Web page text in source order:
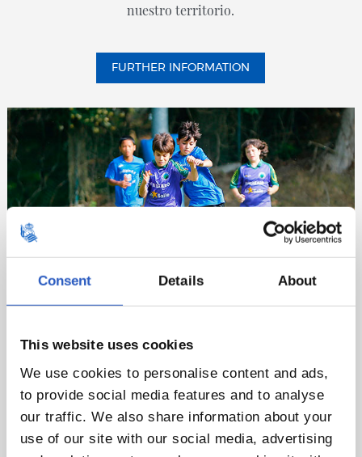
Consent Details About
This website uses cookies
We use cookies to personalise content and ads,
to provide social media features and to analyse
our traffic. We also share information about your
use of our site with our social media, advertising
nuestro territorio.
FURTHER INFORMATION
Los clubes guipuzcoanos trabajamos en red. El fútbol base
de nuestro territorio, liderada la Real Sociedad con el